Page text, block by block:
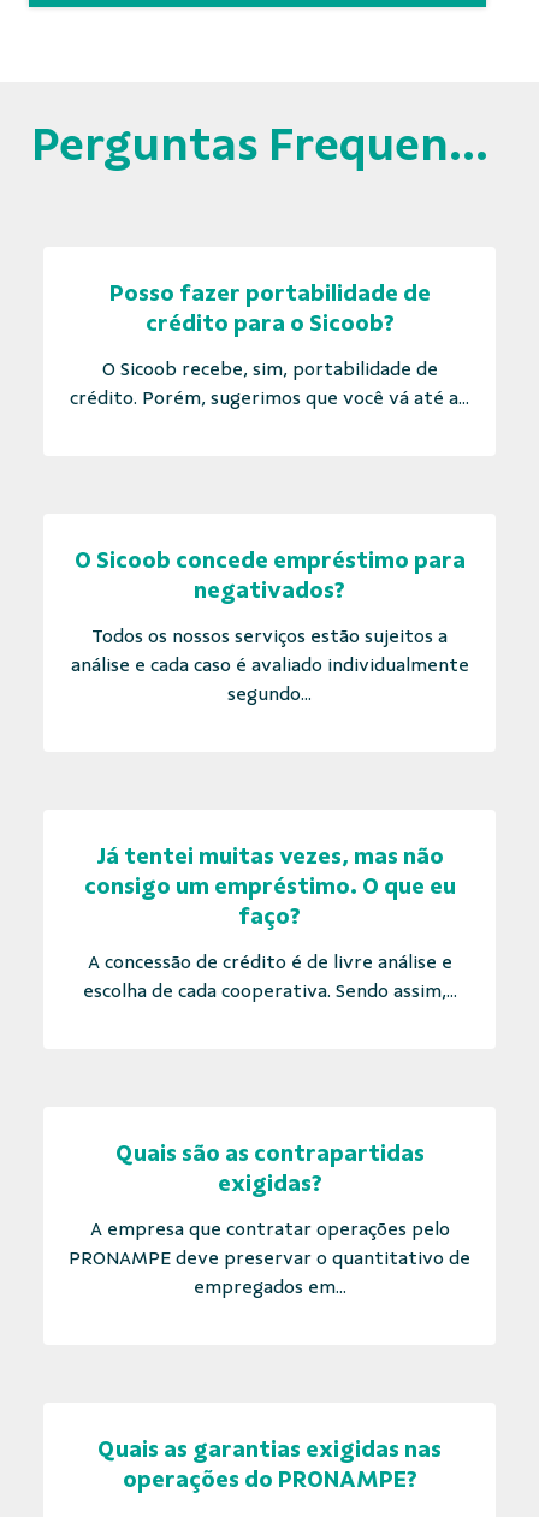
Perguntas Frequentes
Posso fazer portabilidade de
crédito para o Sicoob?
O Sicoob recebe, sim, portabilidade de
crédito. Porém, sugerimos que você vá até a...
O Sicoob concede empréstimo para
negativados?
Todos os nossos serviços estão sujeitos a
análise e cada caso é avaliado individualmente
segundo...
Já tentei muitas vezes, mas não
consigo um empréstimo. O que eu
faço?
A concessão de crédito é de livre análise e
escolha de cada cooperativa. Sendo assim,...
Quais são as contrapartidas
exigidas?
A empresa que contratar operações pelo
PRONAMPE deve preservar o quantitativo de
empregados em...
Quais as garantias exigidas nas
operações do PRONAMPE?